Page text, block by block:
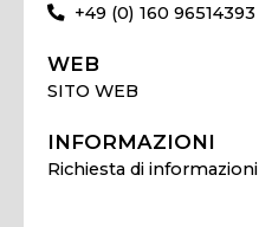
+49 (0) 160 96514393
WEB
SITO WEB
INFORMAZIONI
Richiesta di informazioni